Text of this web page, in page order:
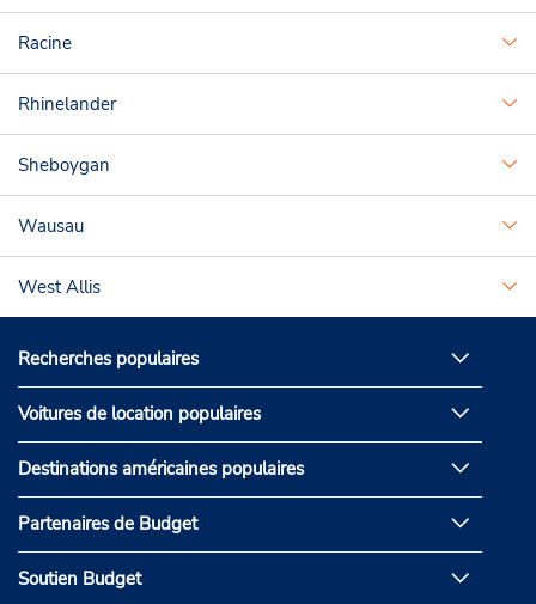
Racine
Rhinelander
Sheboygan
Wausau
West Allis
Recherches populaires
Voitures de location populaires
Destinations américaines populaires
Partenaires de Budget
Soutien Budget